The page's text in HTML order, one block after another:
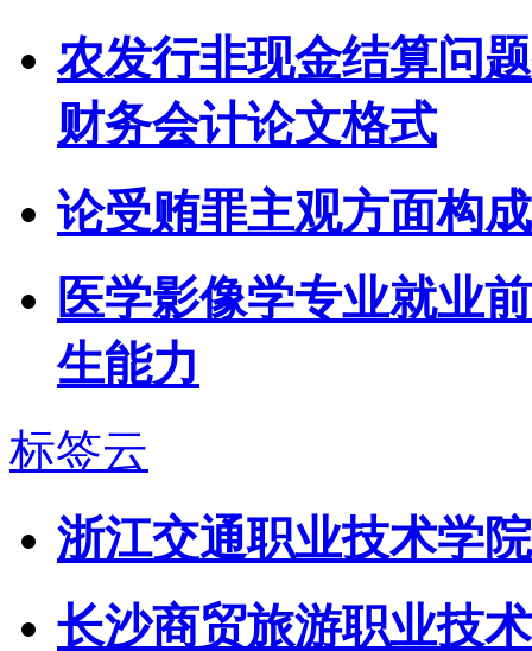
农发行非现金结算问
财务会计论文格式
论受贿罪主观方面构
医学影像学专业就业
生能力
标签云
浙江交通职业技术学院
长沙商贸旅游职业技